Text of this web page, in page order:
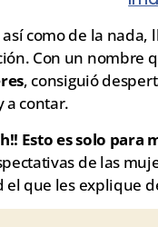
así como de la
Con un nombre
, consiguió
a contar.
Esto es solo para
de las
el que les explique